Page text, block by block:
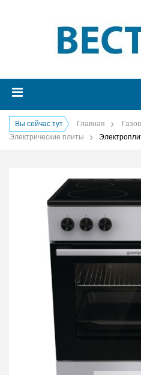
Вы сейчас тут Главная
Электрические плиты